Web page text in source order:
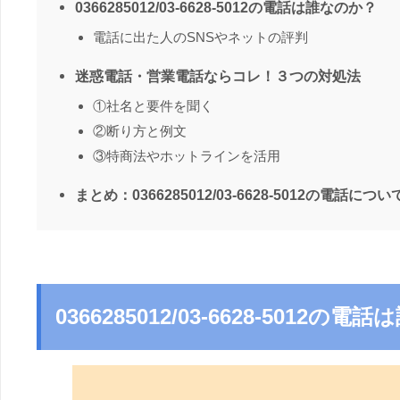
0366285012/03-6628-5012の電話は誰なのか？
電話に出た人のSNSやネットの評判
迷惑電話・営業電話ならコレ！３つの対処法
①社名と要件を聞く
②断り方と例文
③特商法やホットラインを活用
まとめ：0366285012/03-6628-5012の電話につい
0366285012/03-6628-5012の電話